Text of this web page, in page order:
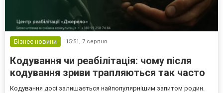
Бізнес новини 15:51, 7 серпня
Кодування чи реабілітація: чому після
кодування зриви трапляються так часто
Кодування досі залишається найпопулярнішим запитом родин.